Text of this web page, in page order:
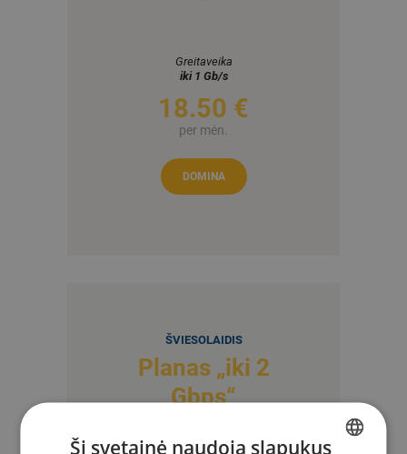
Greitaveika
iki 1 Gb/s
18 50 €
per mėn.
DOMINA
ŠVIESOLAIDIS
Planas „iki 2
Gbps“
Ši svetainė naudoja slapukus